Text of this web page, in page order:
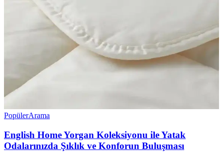
PopülerArama
English Home Yorgan Koleksiyonu ile Yatak
Odalarınızda Şıklık ve Konforun Buluşması